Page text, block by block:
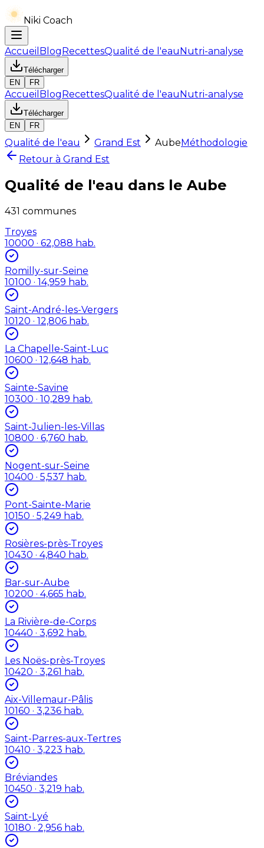
Niki Coach
Accueil BlogRecettesQualité de l'eauNutri-analyse
Télécharger
EN
FR
Accueil BlogRecettesQualité de l'eauNutri-analyse
Télécharger
EN
FR
Qualité de l'eau Grand Est AubeMéthodologie
Retour à Grand Est
Qualité de l'eau dans le Aube
431 communes
Troyes
10000 · 62,088 hab.
Romilly-sur-Seine
10100 · 14,959 hab.
Saint-André-les-Vergers
10120 · 12,806 hab.
La Chapelle-Saint-Luc
10600 · 12,648 hab.
Sainte-Savine
10300 · 10,289 hab.
Saint-Julien-les-Villas
10800 · 6,760 hab.
Nogent-sur-Seine
10400 · 5,537 hab.
Pont-Sainte-Marie
10150 · 5,249 hab.
Rosières-près-Troyes
10430 · 4,840 hab.
Bar-sur-Aube
10200 · 4,665 hab.
La Rivière-de-Corps
10440 · 3,692 hab.
Les Noës-près-Troyes
10420 · 3,261 hab.
Aix-Villemaur-Pâlis
10160 · 3,236 hab.
Saint-Parres-aux-Tertres
10410 · 3,223 hab.
Bréviandes
10450 · 3,219 hab.
Saint-Lyé
10180 · 2,956 hab.